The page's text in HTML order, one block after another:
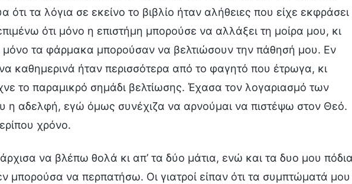
τα λόγια σε εκείνο το βιβλίο ήταν αλήθειες που είχε εκφράσει
ότι μόνο η επιστήμη μπορούσε να αλλάξει τη μοίρα μου, κι
μόνο τα φάρμακα μπορούσαν να βελτιώσουν την πάθησή μου. Εν
καθημερινά ήταν περισσότερα από το φαγητό που έτρωγα, κι
το παραμικρό σημάδι βελτίωσης. Έχασα τον λογαριασμό των
η αδελφή, εγώ όμως συνέχιζα να αρνούμαι να πιστέψω στον Θεό.
χρόνο.
να βλέπω θολά κι απ’ τα δύο μάτια, ενώ και τα δυο μου
μπορούσα να περπατήσω. Οι γιατροί είπαν ότι τα συμπτώματά μου